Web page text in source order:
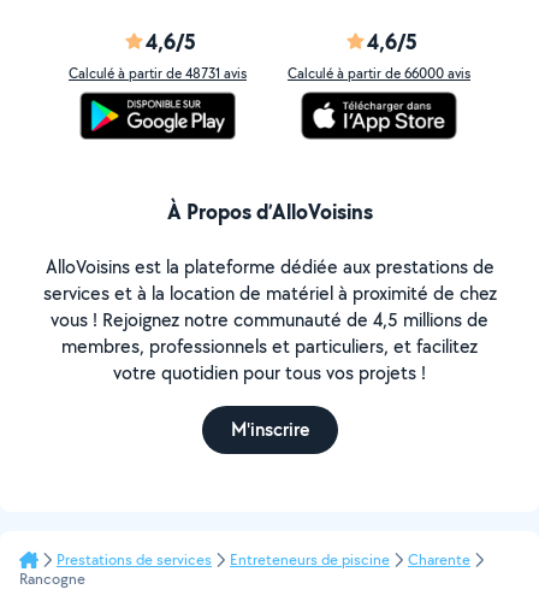
4,6/5
Calculé à partir de 48731 avis
4,6/5
Calculé à partir de 66000 avis
À Propos d’AlloVoisins
AlloVoisins est la plateforme dédiée aux prestations de
services et à la location de matériel à proximité de chez
vous ! Rejoignez notre communauté de 4,5 millions de
membres, professionnels et particuliers, et facilitez
votre quotidien pour tous vos projets !
M'inscrire
Prestations de services Entreteneurs de piscine
Charente
Rancogne